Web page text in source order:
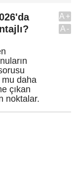
daha
çıkan
noktalar.
A+
A-